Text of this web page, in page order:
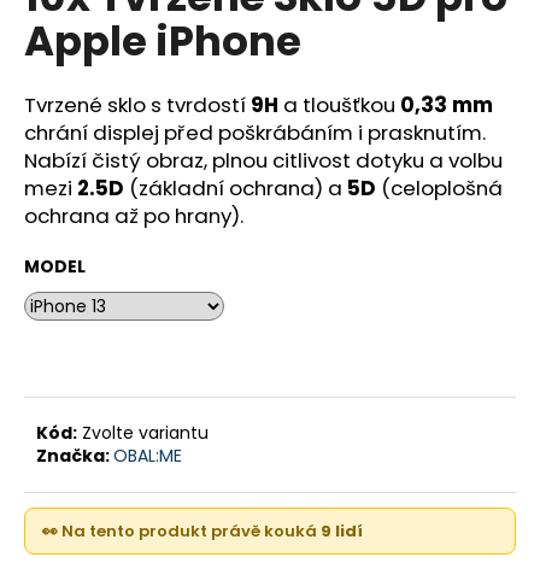
0,0
z
hvězdiček.
Apple iPhone
Tvrzené sklo s tvrdostí 9H a tloušťkou 0,33 mm
chrání displej před poškrábáním i prasknutím.
Nabízí čistý obraz, plnou citlivost dotyku a volbu
mezi 2.5D (základní ochrana) a 5D (celoplošná
ochrana až po hrany).
MODEL
Kód: Zvolte variantu
Značka:OBAL:ME
👀 Na tento produkt právě kouká 9 lidí
a
j
í
t
?
p
o
r
u
č